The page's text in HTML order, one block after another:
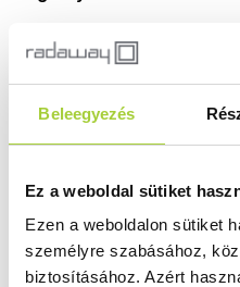
Beleegyezés
Ez a weboldal sütiket
Ezen a weboldalon sütiket
személyre szabásához,
biztosításához. Azért
ismeretlen
ismeretlen